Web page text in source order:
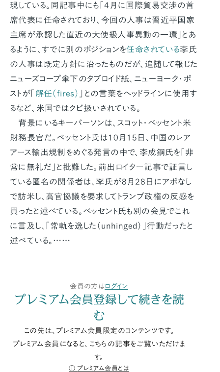
現している。同記事中にも「4月に国際貿易交渉の首
席代表に任命されており、今回の人事は習近平国家
主席が承認した直近の大使級人事異動の一環」とあ
るように、すでに別のポジションを任命されている李氏
の人事は既定方針に沿ったものだが、追随して報じた
ニューズコープ傘下のタブロイド紙、ニューヨーク・ポ
ストが「 解任（fires）
」との言葉をヘッドラインに使用す
るなど、米国ではクビ扱いされている。
背景にいるキーパーソンは、スコット・ベッセント米
財務長官だ。ベッセント氏は10月15日、中国のレア
アース輸出規制をめぐる発言の中で、李成鋼氏を「非
常に無礼だ」と批難した。前出ロイター記事で証言し
ている匿名の関係者は、李氏が8月28日にアポなし
で訪米し、高官協議を要求してトランプ政権の反感を
買ったと述べている。ベッセント氏も別の会見でこれ
に言及し、「常軌を逸した（unhinged）」行動だったと
述べている。……
会員の方はログイン
プレミアム会員登録して続きを読
む
この先は、プレミアム会員限定のコンテンツです。
プレミアム会員になると、こちらの記事をご覧いただけま
す。
プレミアム会員とは